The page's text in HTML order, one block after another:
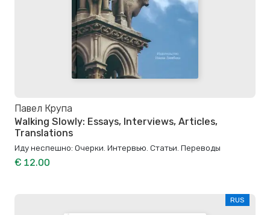
Павел Крупа
Walking Slowly: Essays, Interviews, Articles,
Translations
Иду неспешно: Очерки. Интервью. Статьи. Переводы
€ 12.00
RUS